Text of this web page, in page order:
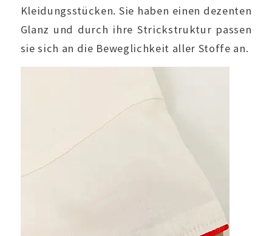
Kleidungsstücken. Sie haben einen dezenten
Glanz und durch ihre Strickstruktur passen
sie sich an die Beweglichkeit aller Stoffe an.